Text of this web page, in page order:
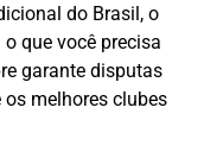
do Brasil, o
que você precisa
garante disputas
melhores clubes